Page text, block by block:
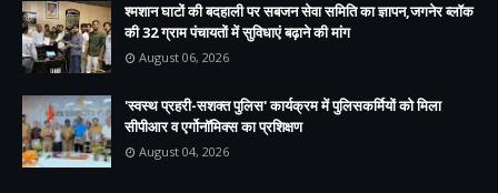
श्मशान घाटों की बदहाली पर सबजन सेवा समिति का ज्ञापन,जगनेर ब्लॉक
की 32 ग्राम पंचायतों में सुविधाएं बढ़ाने की मांग
August 06, 2026
'स्वस्थ प्रहरी-सशक्त पुलिस' कार्यक्रम में पुलिसकर्मियों को मिला
सीपीआर व एर्गोनॉमिक्स का प्रशिक्षण
August 04, 2026